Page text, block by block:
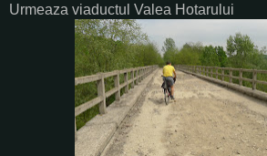
Urmeaza viaductul Valea Hotarului